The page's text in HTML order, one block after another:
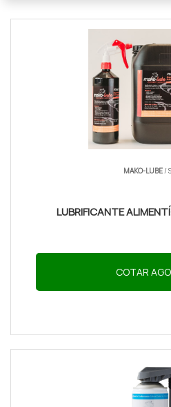
corretamente sem erros
atraíam sujeira, e com
manutenção para manter
Lubrificação
IMPORTÂNCIA DA
PROTEGER
ruídos, travamentos e
A lubrificante para porta de
retardando o desgaste de
e borrachas. Estudos de
MAKO-LUBE/
LUBRIFICANTE
COTAR